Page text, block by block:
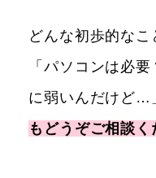
どんな初歩的な
「パソコンは必
に弱いんだけど…
もどうぞご相談く